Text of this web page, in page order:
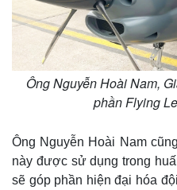
Kinh tế
Bất động sản
Ông Nguyễn Hoài Nam,
phần Flying
Ông Nguyễn Hoài Nam
này được sử dụng trong
sẽ góp phần hiện đại hóa